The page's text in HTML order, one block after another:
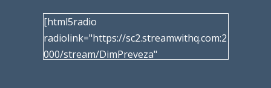
[html5radio
radiolink="https://sc2.streamwithq.com:2
000/stream/DimPreveza"